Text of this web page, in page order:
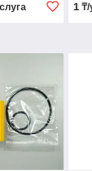
1 ₸/